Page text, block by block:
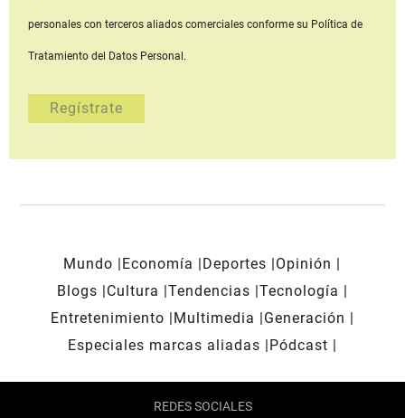
personales con terceros aliados comerciales conforme su Política de
Tratamiento del Datos Personal.
Mundo Economía Deportes
Opinión
Blogs
Cultura Tendencias Tecnología
Entretenimiento
Multimedia
Generación
Especiales marcas aliadas
Pódcast
REDES SOCIALES